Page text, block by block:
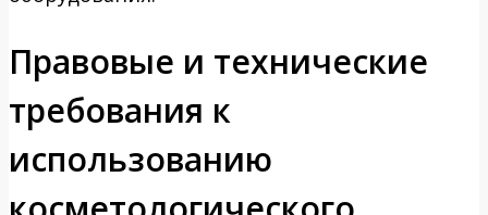
Правовые и технические
требования к
использованию